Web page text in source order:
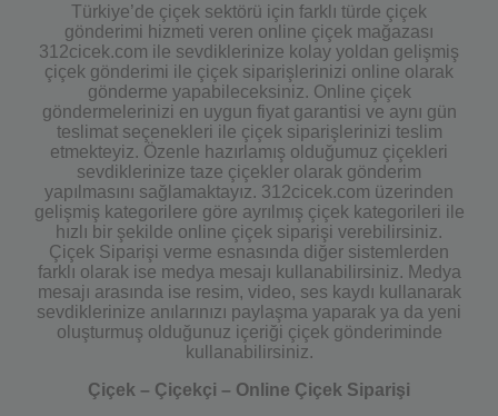
Türkiye’de çiçek sektörü için farklı türde çiçek
gönderimi hizmeti veren online çiçek mağazası
312cicek.com ile sevdiklerinize kolay yoldan gelişmiş
çiçek gönderimi ile çiçek siparişlerinizi online olarak
gönderme yapabileceksiniz. Online çiçek
göndermelerinizi en uygun fiyat garantisi ve aynı gün
teslimat seçenekleri ile çiçek siparişlerinizi teslim
etmekteyiz. Özenle hazırlamış olduğumuz çiçekleri
sevdiklerinize taze çiçekler olarak gönderim
yapılmasını sağlamaktayız. 312cicek.com üzerinden
gelişmiş kategorilere göre ayrılmış çiçek kategorileri ile
hızlı bir şekilde online çiçek siparişi verebilirsiniz.
Çiçek Siparişi verme esnasında diğer sistemlerden
farklı olarak ise medya mesajı kullanabilirsiniz. Medya
mesajı arasında ise resim, video, ses kaydı kullanarak
sevdiklerinize anılarınızı paylaşma yaparak ya da yeni
oluşturmuş olduğunuz içeriği çiçek gönderiminde
kullanabilirsiniz.
Çiçek – Çiçekçi – Online Çiçek Siparişi